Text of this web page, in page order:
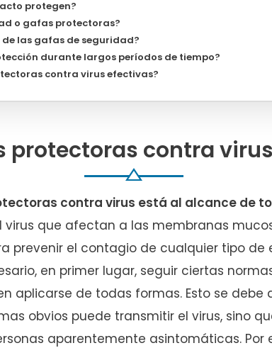
protegen?
o gafas protectoras?
las gafas de seguridad?
durante largos períodos de tiempo?
contra virus efectivas?
protectoras contra
contra virus está al alcance de
virus que afectan a las membranas
prevenir el contagio de cualquier tipo
en primer lugar, seguir ciertas
aplicarse de todas formas. Esto se debe
obvios puede transmitir el virus, sino
aparentemente asintomáticas. Por